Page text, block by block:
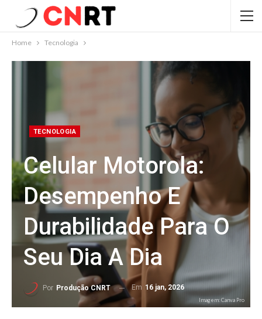
Home Tecnologia
TECNOLOGIA
Celular Motorola:
Desempenho E
Durabilidade Para O
Seu Dia A Dia
Por Produção CNRT Em 16 jan, 2026
Imagem: Canva Pro